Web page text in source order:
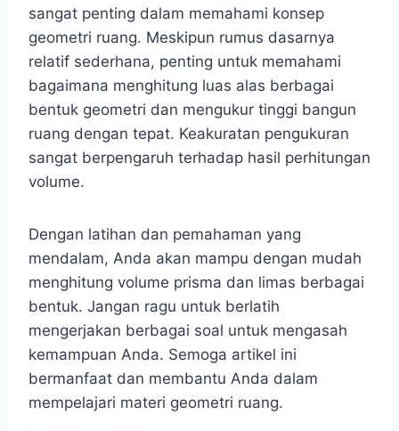
sangat penting dalam memahami konsep
geometri ruang. Meskipun rumus dasarnya
relatif sederhana, penting untuk memahami
bagaimana menghitung luas alas berbagai
bentuk geometri dan mengukur tinggi bangun
ruang dengan tepat. Keakuratan pengukuran
sangat berpengaruh terhadap hasil perhitungan
volume.
Dengan latihan dan pemahaman yang
mendalam, Anda akan mampu dengan mudah
menghitung volume prisma dan limas berbagai
bentuk. Jangan ragu untuk berlatih
mengerjakan berbagai soal untuk mengasah
kemampuan Anda. Semoga artikel ini
bermanfaat dan membantu Anda dalam
mempelajari materi geometri ruang.